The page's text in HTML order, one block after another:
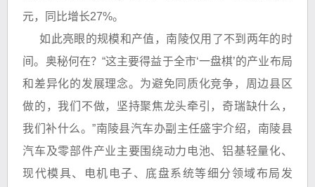
元，同比增长27%。
如此亮眼的规模和产值，南陵仅用了不到两年的时
间。奥秘何在？“这主要得益于全市‘一盘棋’的产业布局
和差异化的发展理念。为避免同质化竞争，周边县区
做的，我们不做，坚持聚焦龙头牵引，奇瑞缺什么，
我们补什么。”南陵县汽车办副主任盛宇介绍，南陵县
汽车及零部件产业主要围绕动力电池、铝基轻量化、
现代模具、电机电子、底盘系统等细分领域布局发